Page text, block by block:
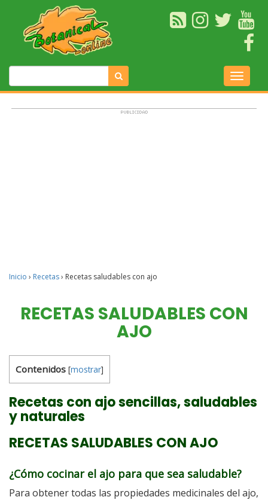
Inicio › Recetas› Recetas saludables con ajo
RECETAS SALUDABLES CON
AJO
Contenidos [mostrar]
Recetas con ajo sencillas, saludables
y naturales
RECETAS SALUDABLES CON AJO
¿Cómo cocinar el ajo para que sea saludable?
Para obtener todas las propiedades medicinales del ajo,